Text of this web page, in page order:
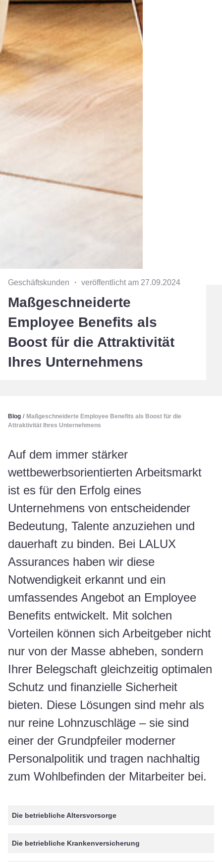
Geschäftskunden ・ veröffentlicht am 27.09.2024
Maßgeschneiderte
Employee Benefits als
Boost für die Attraktivität
Ihres Unternehmens
Blog / Maßgeschneiderte Employee Benefits als Boost für die
Attraktivität Ihres Unternehmens
Auf dem immer stärker
wettbewerbsorientierten Arbeitsmarkt
ist es für den Erfolg eines
Unternehmens von entscheidender
Bedeutung, Talente anzuziehen und
dauerhaft zu binden. Bei LALUX
Assurances haben wir diese
Notwendigkeit erkannt und ein
umfassendes Angebot an Employee
Benefits entwickelt. Mit solchen
Vorteilen können sich Arbeitgeber nicht
nur von der Masse abheben, sondern
Ihrer Belegschaft gleichzeitig optimalen
Schutz und finanzielle Sicherheit
bieten. Diese Lösungen sind mehr als
nur reine Lohnzuschläge – sie sind
einer der Grundpfeiler moderner
Personalpolitik und tragen nachhaltig
zum Wohlbefinden der Mitarbeiter bei.
Die betriebliche Altersvorsorge
Die betriebliche Krankenversicherung